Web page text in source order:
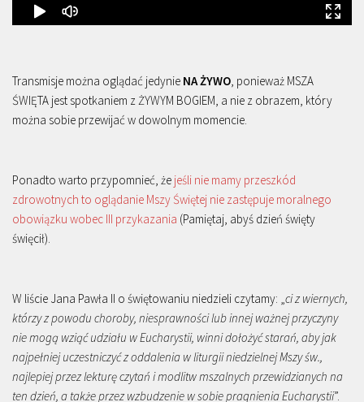
Transmisje można oglądać jedynie NA ŻYWO , ponieważ MSZA
ŚWIĘTA jest spotkaniem z ŻYWYM BOGIEM, a nie z obrazem, który
można sobie przewijać w dowolnym momencie.
Ponadto warto przypomnieć, że jeśli nie mamy przeszkód
zdrowotnych to oglądanie Mszy Świętej nie zastępuje moralnego
obowiązku wobec III przykazania (Pamiętaj, abyś dzień święty
święcił).
W liście Jana Pawła II o świętowaniu niedzieli czytamy: „ ci z wiernych,
którzy z powodu choroby, niesprawności lub innej ważnej przyczyny
nie mogą wziąć udziału w Eucharystii, winni dołożyć starań, aby jak
najpełniej uczestniczyć z oddalenia w liturgii niedzielnej Mszy św.,
najlepiej przez lekturę czytań i modlitw mszalnych przewidzianych na
ten dzień, a także przez wzbudzenie w sobie pragnienia Eucharystii”.